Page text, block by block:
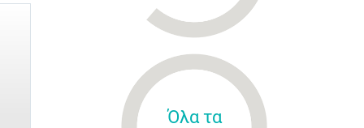
Όλα τα